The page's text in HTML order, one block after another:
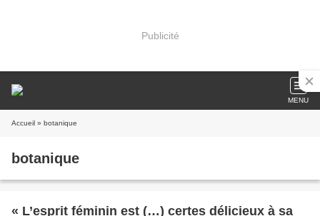
Publicité
MENU
Accueil » botanique
botanique
« L’esprit féminin est (…) certes délicieux à sa